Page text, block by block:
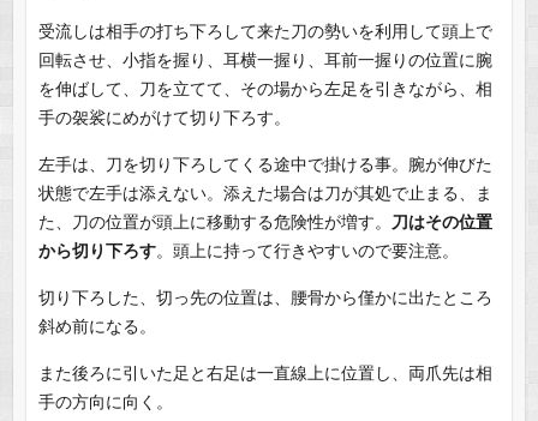
受流しは相手の打ち下ろして来た刀の勢いを利用して頭上で
回転させ、小指を握り、耳横一握り、耳前一握りの位置に腕
を伸ばして、刀を立てて、その場から左足を引きながら、相
手の袈裟にめがけて切り下ろす。
左手は、刀を切り下ろしてくる途中で掛ける事。腕が伸びた
状態で左手は添えない。添えた場合は刀が其処で止まる、ま
た、刀の位置が頭上に移動する危険性が増す。 刀はその位置
から切り下ろす。頭上に持って行きやすいので要注意。
切り下ろした、切っ先の位置は、腰骨から僅かに出たところ
斜め前になる。
また後ろに引いた足と右足は一直線上に位置し、両爪先は相
手の方向に向く。